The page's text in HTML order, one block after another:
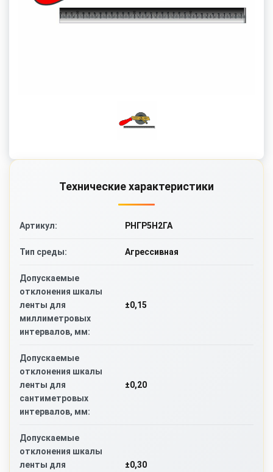
Технические характеристики
Артикул: РНГР5Н2ГА
Тип среды: Агрессивная
Допускаемые
отклонения шкалы
ленты для
миллиметровых
интервалов, мм:
±0,15
Допускаемые
отклонения шкалы
ленты для
сантиметровых
интервалов, мм:
±0,20
Допускаемые
отклонения шкалы
ленты для
±0,30